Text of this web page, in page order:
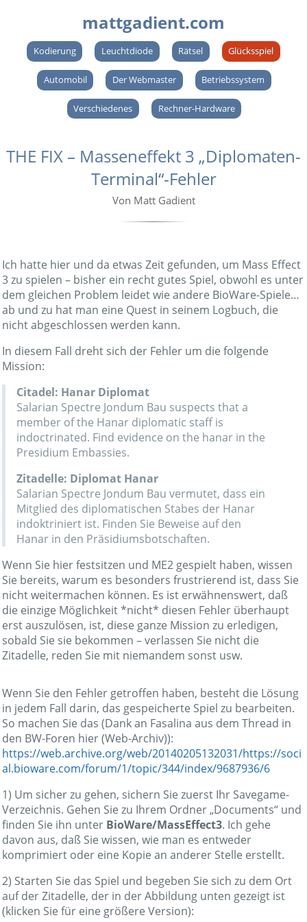
mattgadient.com
Kodierung Leuchtdiode Rätsel Glücksspiel
Automobil Der Webmaster Betriebssystem
Verschiedenes Rechner-Hardware
THE FIX – Masseneffekt 3 „Diplomaten-
Terminal“-Fehler
Von Matt Gadient
Ich hatte hier und da etwas Zeit gefunden, um Mass Effect
3 zu spielen – bisher ein recht gutes Spiel, obwohl es unter
dem gleichen Problem leidet wie andere BioWare-Spiele…
ab und zu hat man eine Quest in seinem Logbuch, die
nicht abgeschlossen werden kann.
In diesem Fall dreht sich der Fehler um die folgende
Mission:
Citadel: Hanar Diplomat
Salarian Spectre Jondum Bau suspects that a
member of the Hanar diplomatic staff is
indoctrinated. Find evidence on the hanar in the
Presidium Embassies.
Zitadelle: Diplomat Hanar
Salarian Spectre Jondum Bau vermutet, dass ein
Mitglied des diplomatischen Stabes der Hanar
indoktriniert ist. Finden Sie Beweise auf den
Hanar in den Präsidiumsbotschaften.
Wenn Sie hier festsitzen und ME2 gespielt haben, wissen
Sie bereits, warum es besonders frustrierend ist, dass Sie
nicht weitermachen können. Es ist erwähnenswert, daß
die einzige Möglichkeit *nicht* diesen Fehler überhaupt
erst auszulösen, ist, diese ganze Mission zu erledigen,
sobald Sie sie bekommen – verlassen Sie nicht die
Zitadelle, reden Sie mit niemandem sonst usw.
Wenn Sie den Fehler getroffen haben, besteht die Lösung
in jedem Fall darin, das gespeicherte Spiel zu bearbeiten.
So machen Sie das (Dank an Fasalina aus dem Thread in
den BW-Foren hier (Web-Archiv)):
https://web.archive.org/web/20140205132031/https://soci
al.bioware.com/forum/1/topic/344/index/9687936/6
1) Um sicher zu gehen, sichern Sie zuerst Ihr Savegame-
Verzeichnis. Gehen Sie zu Ihrem Ordner „Documents“ und
finden Sie ihn unter BioWare/MassEffect3. Ich gehe
davon aus, daß Sie wissen, wie man es entweder
komprimiert oder eine Kopie an anderer Stelle erstellt.
2) Starten Sie das Spiel und begeben Sie sich zu dem Ort
auf der Zitadelle, der in der Abbildung unten gezeigt ist
(klicken Sie für eine größere Version):